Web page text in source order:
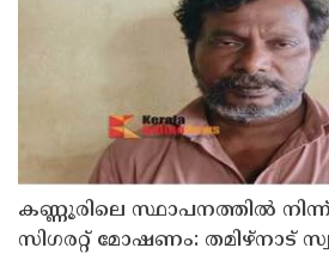
കണ്ണൂരിലെ സ്ഥാപനത്തിൽ നിന്ന്
സിഗരറ്റ് മോഷണം: തമിഴ്‌നാട്